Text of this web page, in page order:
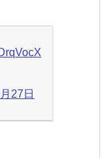
27日